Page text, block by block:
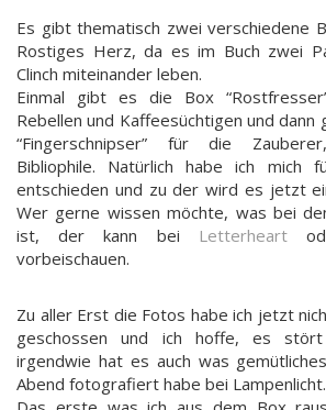
Es gibt thematisch zwei verschiedene
Rostiges Herz, da es im Buch zwei
Clinch miteinander leben.
Einmal gibt es die Box
Rebellen und Kaffeesüchtigen und dann
“Fingerschnipser” für die
Bibliophile. Natürlich habe ich mich
entschieden und zu der wird es jetzt
Wer gerne wissen möchte, was bei
ist, der kann bei
Letterheart
vorbeischauen.
Zu aller Erst die Fotos habe ich jetzt
geschossen und ich hoffe, es
irgendwie hat es auch was
Abend fotografiert habe bei